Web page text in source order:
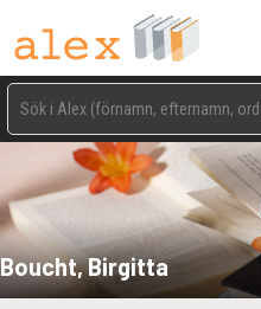
Boucht, Birgitta